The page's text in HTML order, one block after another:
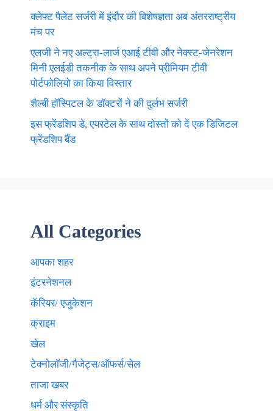
क्लेफ्ट पैलेट सर्जरी में इंदौर की विशेषज्ञता अब अंतरराष्ट्रीय
मंच पर
एलजी ने नए अल्ट्रा-लार्ज एआई टीवी और नेक्स्ट-जेनरेशन
मिनी एलईडी तकनीक के साथ अपने प्रीमियम टीवी
पोर्टफोलियो का किया विस्तार
शैल्बी हॉस्पिटल के डॉक्टरों ने की दुर्लभ सर्जरी
इस फ्रेंडशिप डे, एयरटेल के साथ दोस्तों को दें एक डिजिटल
फ्रेंडशिप बैंड
All Categories
आपका शहर
इंटरनेशनल
कॅरियर/ एजुकेशन
क्राइम
खेल
टेक्नाेलाॅजी/गैजेट्स/ऑफर्स/सेल
ताजा खबर
धर्म और संस्कृति